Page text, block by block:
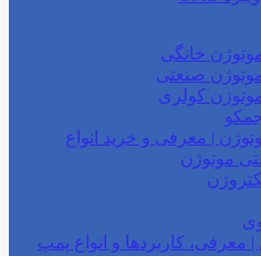
موتوژن خانگی
موتوژن صنعتی
موتوژن کولری
جمکو
| معرفی و خرید انواع
موتوژن
کاربردها و انواع پمپ